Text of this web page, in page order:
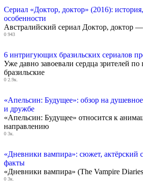
Сериал «Доктор, доктор» (2016):
особенности
Австралийский сериал Доктор, доктор
0 943
6 интригующих бразильских сериалов
Уже давно завоевали сердца зрителей
бразильские
0 2.9к.
«Апельсин: Будущее»: обзор на
и дружбе
«Апельсин: Будущее» относится к
направлению
0 3к.
«Дневники вампира»: сюжет, актёрский
факты
«Дневники вампира» (The Vampire
0 3к.